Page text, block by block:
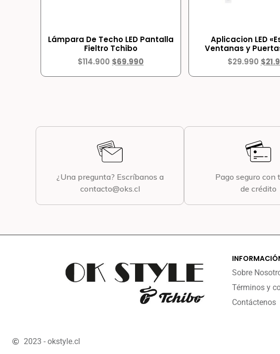
Lámpara De Techo LED Pantalla
Fieltro Tchibo
$114.900 $69.990
Aplicacion LED
Ventanas y
$29.990 $
¿Una pregunta? Escríbanos a
contacto@oks.cl
Pago seguro con
de crédito
Sobre
Términos y
Contáctenos
2023 - okstyle.cl